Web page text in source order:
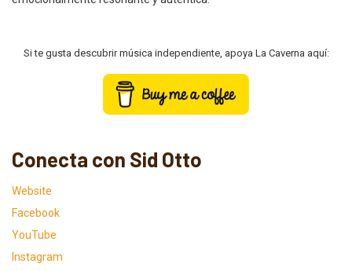
Si te gusta descubrir música independiente, apoya La Caverna aquí:
Conecta con Sid Otto
Website
Facebook
YouTube
Instagram